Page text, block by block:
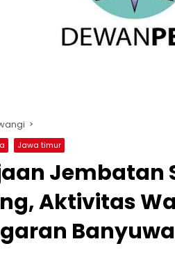
Jawa timur
Jembatan
Aktivitas